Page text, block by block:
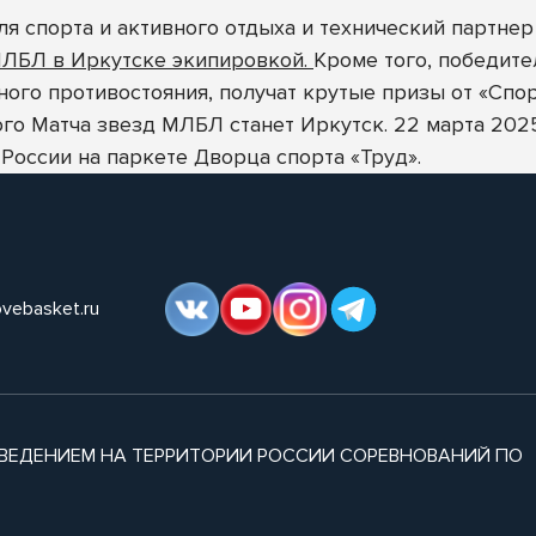
спорта и активного отдыха и технический
в Иркутске экипировкой. Кроме того,
противостояния, получат крутые призы от
Матча звезд МЛБЛ станет Иркутск. 22 марта
на паркете Дворца спорта «Труд».
НА ТЕРРИТОРИИ РОССИИ СОРЕВНОВАНИЙ ПО